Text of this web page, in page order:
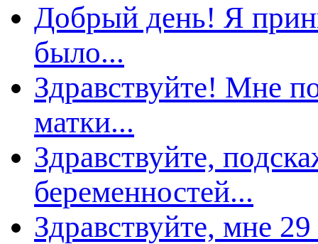
Добрый день! Я
ыло...
Здравствуйте! Мне
матки...
Здравствуйте,
еременностей...
Здравствуйте, мне